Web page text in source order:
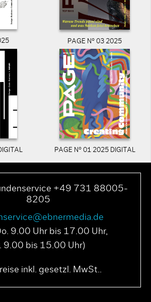
PAGE N° 03 2025
PAGE N° 01 2025 DIGITAL
+49 731 88005-
8205
9.00 Uhr bis 17.00 Uhr,
9.00 bis 15.00 Uhr)
inkl. gesetzl. MwSt..